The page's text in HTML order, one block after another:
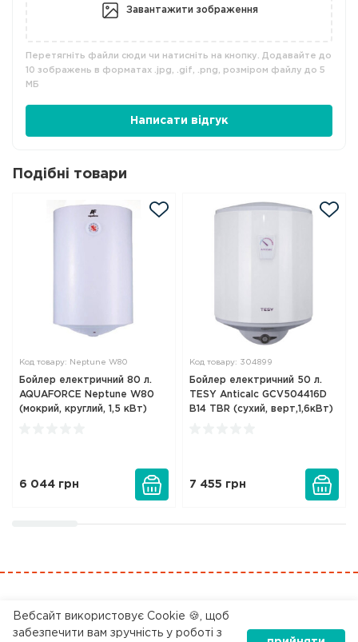
Завантажити зображення
Перетягніть файли сюди чи натисніть на кнопку. Додавайте до
10 зображень в форматах .jpg, .gif, .png, розміром файлу до 5
МБ
Написати відгук
Подібні товари
Код товару: Neptune W80
Бойлер електричний 80 л.
AQUAFORCE Neptune W80
(мокрий, круглий, 1,5 кВт)
6 044 грн
Код товару: 304899
Бойлер електричний 50 л.
TESY Anticalc GCV504416D
B14 TBR (сухий, верт,1,6кВт)
7 455 грн
0 800 200 045
Вебсайт використовує Cookie 🍪, щоб
забезпечити вам зручність у роботі з